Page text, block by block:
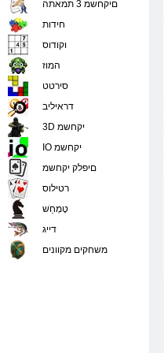
םיקחשמ 3 תמאתה
חידות
וקודוס
המוז
סירטט
דראיליב
3D יקחשמ
IO יקחשמ
םיפלק יקחשמ
רטילוס
טָמְחַׁש
דייג
משחקים מקוונים